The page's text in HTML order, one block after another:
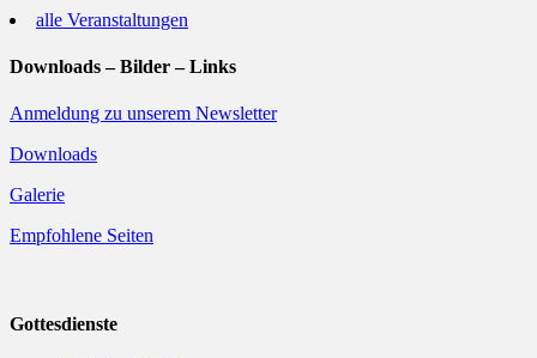
alle Veranstaltungen
Downloads – Bilder – Links
Anmeldung zu unserem Newsletter
Downloads
Galerie
Empfohlene Seiten
Gottesdienste